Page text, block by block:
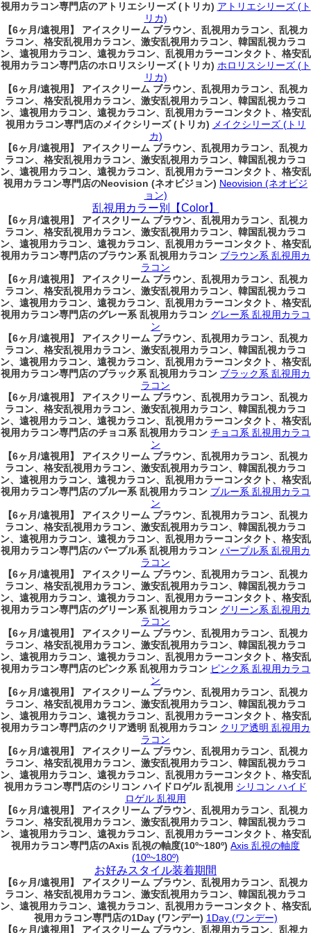
視用カラコン専門店のアトリエシリーズ (トリカ) アトリエシリーズ (ト
リカ)
【6ヶ月/遠視用】 アイスクリーム ブラウン、乱視用カラコン、乱視カ
ラコン、格安乱視用カラコン、激安乱視用カラコン、韓国乱視カラコ
ン、遠視用カラコン、遠視カラコン、乱視用カラーコンタクト、格安乱
視用カラコン専門店のホロリスシリーズ (トリカ) ホロリスシリーズ (ト
リカ)
【6ヶ月/遠視用】 アイスクリーム ブラウン、乱視用カラコン、乱視カ
ラコン、格安乱視用カラコン、激安乱視用カラコン、韓国乱視カラコ
ン、遠視用カラコン、遠視カラコン、乱視用カラーコンタクト、格安乱
視用カラコン専門店のメイクシリーズ (トリカ) メイクシリーズ (トリ
カ)
【6ヶ月/遠視用】 アイスクリーム ブラウン、乱視用カラコン、乱視カ
ラコン、格安乱視用カラコン、激安乱視用カラコン、韓国乱視カラコ
ン、遠視用カラコン、遠視カラコン、乱視用カラーコンタクト、格安乱
視用カラコン専門店のNeovision (ネオビジョン) Neovision (ネオビジ
ョン)
乱視用カラー別【Color】
【6ヶ月/遠視用】 アイスクリーム ブラウン、乱視用カラコン、乱視カ
ラコン、格安乱視用カラコン、激安乱視用カラコン、韓国乱視カラコ
ン、遠視用カラコン、遠視カラコン、乱視用カラーコンタクト、格安乱
視用カラコン専門店のブラウン系 乱視用カラコン ブラウン系 乱視用カ
ラコン
【6ヶ月/遠視用】 アイスクリーム ブラウン、乱視用カラコン、乱視カ
ラコン、格安乱視用カラコン、激安乱視用カラコン、韓国乱視カラコ
ン、遠視用カラコン、遠視カラコン、乱視用カラーコンタクト、格安乱
視用カラコン専門店のグレー系 乱視用カラコン グレー系 乱視用カラコ
ン
【6ヶ月/遠視用】 アイスクリーム ブラウン、乱視用カラコン、乱視カ
ラコン、格安乱視用カラコン、激安乱視用カラコン、韓国乱視カラコ
ン、遠視用カラコン、遠視カラコン、乱視用カラーコンタクト、格安乱
視用カラコン専門店のブラック系 乱視用カラコン ブラック系 乱視用カ
ラコン
【6ヶ月/遠視用】 アイスクリーム ブラウン、乱視用カラコン、乱視カ
ラコン、格安乱視用カラコン、激安乱視用カラコン、韓国乱視カラコ
ン、遠視用カラコン、遠視カラコン、乱視用カラーコンタクト、格安乱
視用カラコン専門店のチョコ系 乱視用カラコン チョコ系 乱視用カラコ
ン
【6ヶ月/遠視用】 アイスクリーム ブラウン、乱視用カラコン、乱視カ
ラコン、格安乱視用カラコン、激安乱視用カラコン、韓国乱視カラコ
ン、遠視用カラコン、遠視カラコン、乱視用カラーコンタクト、格安乱
視用カラコン専門店のブルー系 乱視用カラコン ブルー系 乱視用カラコ
ン
【6ヶ月/遠視用】 アイスクリーム ブラウン、乱視用カラコン、乱視カ
ラコン、格安乱視用カラコン、激安乱視用カラコン、韓国乱視カラコ
ン、遠視用カラコン、遠視カラコン、乱視用カラーコンタクト、格安乱
視用カラコン専門店のパープル系 乱視用カラコン パープル系 乱視用カ
ラコン
【6ヶ月/遠視用】 アイスクリーム ブラウン、乱視用カラコン、乱視カ
ラコン、格安乱視用カラコン、激安乱視用カラコン、韓国乱視カラコ
ン、遠視用カラコン、遠視カラコン、乱視用カラーコンタクト、格安乱
視用カラコン専門店のグリーン系 乱視用カラコン グリーン系 乱視用カ
ラコン
【6ヶ月/遠視用】 アイスクリーム ブラウン、乱視用カラコン、乱視カ
ラコン、格安乱視用カラコン、激安乱視用カラコン、韓国乱視カラコ
ン、遠視用カラコン、遠視カラコン、乱視用カラーコンタクト、格安乱
視用カラコン専門店のピンク系 乱視用カラコン ピンク系 乱視用カラコ
ン
【6ヶ月/遠視用】 アイスクリーム ブラウン、乱視用カラコン、乱視カ
ラコン、格安乱視用カラコン、激安乱視用カラコン、韓国乱視カラコ
ン、遠視用カラコン、遠視カラコン、乱視用カラーコンタクト、格安乱
視用カラコン専門店のクリア透明 乱視用カラコン クリア透明 乱視用カ
ラコン
【6ヶ月/遠視用】 アイスクリーム ブラウン、乱視用カラコン、乱視カ
ラコン、格安乱視用カラコン、激安乱視用カラコン、韓国乱視カラコ
ン、遠視用カラコン、遠視カラコン、乱視用カラーコンタクト、格安乱
視用カラコン専門店のシリコン ハイドロゲル 乱視用 シリコン ハイド
ロゲル 乱視用
【6ヶ月/遠視用】 アイスクリーム ブラウン、乱視用カラコン、乱視カ
ラコン、格安乱視用カラコン、激安乱視用カラコン、韓国乱視カラコ
ン、遠視用カラコン、遠視カラコン、乱視用カラーコンタクト、格安乱
視用カラコン専門店のAxis 乱視の軸度(10º~180º) Axis 乱視の軸度
(10º~180º)
お好みスタイル装着期間
【6ヶ月/遠視用】 アイスクリーム ブラウン、乱視用カラコン、乱視カ
ラコン、格安乱視用カラコン、激安乱視用カラコン、韓国乱視カラコ
ン、遠視用カラコン、遠視カラコン、乱視用カラーコンタクト、格安乱
視用カラコン専門店の1Day (ワンデー) 1Day (ワンデー)
【6ヶ月/遠視用】 アイスクリーム ブラウン、乱視用カラコン、乱視カ